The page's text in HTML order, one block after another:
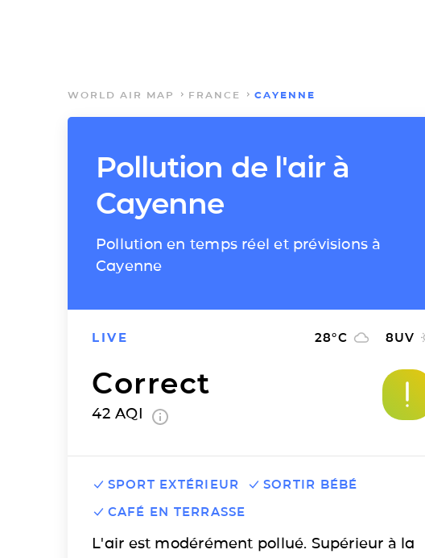
WORLD AIR MAP FRANCE CAYENNE
Pollution de l'air à
Cayenne
Pollution en temps réel et prévisions à
Cayenne
LIVE 28°C 8UV
Correct
42 AQI
SPORT EXTÉRIEUR
SORTIR BÉBÉ
CAFÉ EN TERRASSE
L'air est modérément pollué. Supérieur à la